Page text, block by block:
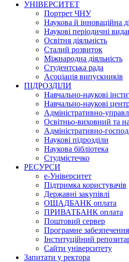
УНІВЕРСИТЕТ
Портрет ЧНУ
Наукова й інноваційна
Наукові періодичні
Освітня діяльність
Сталий розвиток
Міжнародна діяльність
Студентська рада
Асоціація випускників
ПІДРОЗДІЛИ
Навчально-наукові
Навчально-наукові
Адміністративно-
Освітньо-виховний та
Адміністративно-
Наукові підрозділи
Наукова бібліотека
Студмістечко
РЕСУРСИ
е-Університет
Підтримка користувачів
Державні закупівлі
ОЩАДБАНК оплата
ПРИВАТБАНК оплата
Поштовий сервер
Програмне забезпечення
Інституційний
Сайти університету
Запитати у ректора